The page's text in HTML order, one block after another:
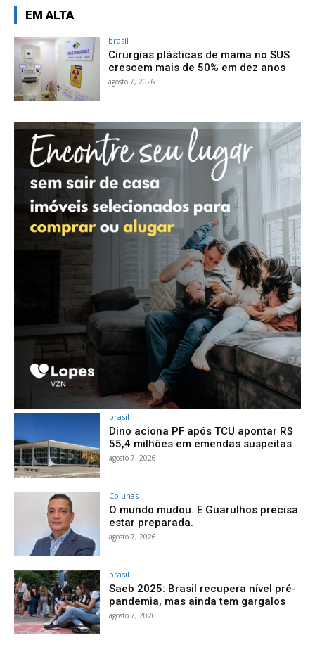
EM ALTA
brasil
Cirurgias plásticas de mama no SUS
crescem mais de 50% em dez anos
agosto 7, 2026
brasil
Dino aciona PF após TCU apontar R$
55,4 milhões em emendas suspeitas
agosto 7, 2026
Colunas
O mundo mudou. E Guarulhos precisa
estar preparada.
agosto 7, 2026
brasil
Saeb 2025: Brasil recupera nível pré-
pandemia, mas ainda tem gargalos
agosto 7, 2026